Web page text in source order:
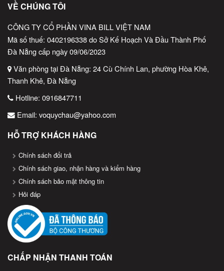
Đặc điểm nổi bật của Cân điện tử Ninda SN268
Thiết kế chắc chắn
Cân Ninda SN268 có thiết kế hiện đại, dễ sử dụng và bền bỉ,
phù hợp cho nhiều môi trường làm việc.
Độ chính xác cao
Cân được trang bị cảm biến chất lượng cao, đảm bảo kết quả
đo chính xác với mức sai số thấp, đáp ứng nhu cầu đo lường
của cả gia đình và doanh nghiệp.
VỀ CHÚNG TÔI
CÔNG TY CỔ PHẦN VINA BILL VIỆT NAM
Mã số thuế: 0402196338 do Sở Kế Hoạch Và Đầu Thành Phố
Đà Nẵng cấp ngày 09/06/2023
Văn phòng tại Đà Nẵng: 24 Cù Chính Lan, phường Hòa Khê,
Thanh Khê, Đà Nẵng
Hotline: 0916847711
Email: voquychau@yahoo.com
HỖ TRỢ KHÁCH HÀNG
Chính sách đổi trả
Chính sách giao, nhận hàng và kiểm hàng
Chính sách bảo mật thông tin
Hỏi đáp
CHẤP NHẬN THANH TOÁN